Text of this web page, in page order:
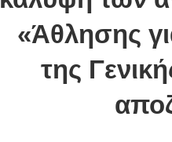
«Άθλησης
της